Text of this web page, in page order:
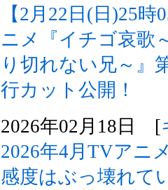
【2月22日(日)25
ニメ『イチゴ哀歌
り切れない兄～
行カット公開！
2026年02月18日 [
2026年4月TVアニ
感度はぶっ壊れて